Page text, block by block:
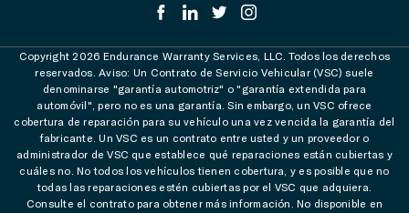
Copyright 2026 Endurance Warranty Services, LLC. Todos los derechos
reservados. Aviso: Un Contrato de Servicio Vehicular (VSC) suele
denominarse "garantía automotriz" o "garantía extendida para
automóvil", pero no es una garantía. Sin embargo, un VSC ofrece
cobertura de reparación para su vehículo una vez vencida la garantía del
fabricante. Un VSC es un contrato entre usted y un proveedor o
administrador de VSC que establece qué reparaciones están cubiertas y
cuáles no. No todos los vehículos tienen cobertura, y es posible que no
todas las reparaciones estén cubiertas por el VSC que adquiera.
Consulte el contrato para obtener más información. No disponible en